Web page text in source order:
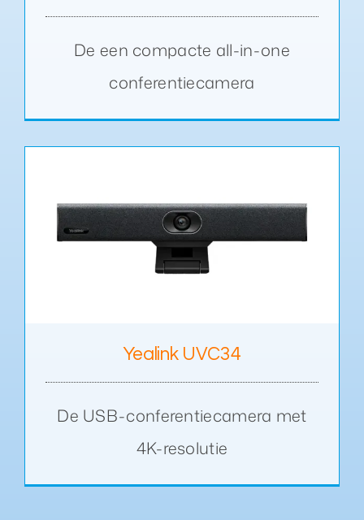
De een compacte all-in-one
conferentiecamera
Yealink UVC34
De USB-conferentiecamera met
4K-resolutie